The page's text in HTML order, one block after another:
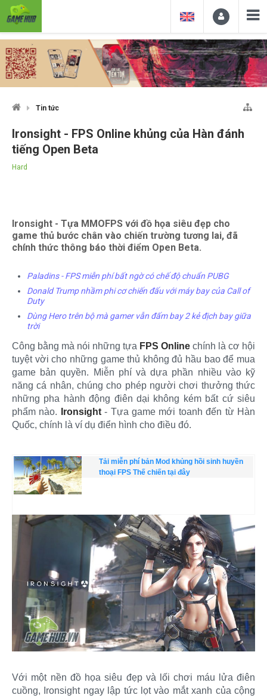
Tin tức
Ironsight - FPS Online khủng của Hàn đánh
tiếng Open Beta
Hard
Ironsight - Tựa MMOFPS với đồ họa siêu đẹp cho
game thủ bước chân vào chiến trường tương lai, đã
chính thức thông báo thời điểm Open Beta.
Paladins - FPS miễn phí bất ngờ có chế độ chuẩn PUBG
Donald Trump nhầm phi cơ chiến đấu với máy bay của Call of
Duty
Dùng Hero trên bộ mà gamer vẫn đấm bay 2 kẻ địch bay giữa
trời
Công bằng mà nói những tựa FPS Online chính là cơ hội
tuyệt vời cho những game thủ không đủ hầu bao để mua
game bản quyền. Miễn phí và dựa phần nhiều vào kỹ
năng cá nhân, chúng cho phép người chơi thưởng thức
những pha hành động điên dại không kém bất cứ siêu
phẩm nào.
Ironsight- Tựa game mới toanh đến từ Hàn
Quốc, chính là ví dụ điển hình cho điều đó.
Tải miễn phí bản Mod khủng hồi sinh huyền
thoại FPS Thế chiến tại đây
Với một nền đồ họa siêu đẹp và lối chơi máu lửa điên
cuồng, Ironsight ngay lập tức lọt vào mắt xanh của cộng